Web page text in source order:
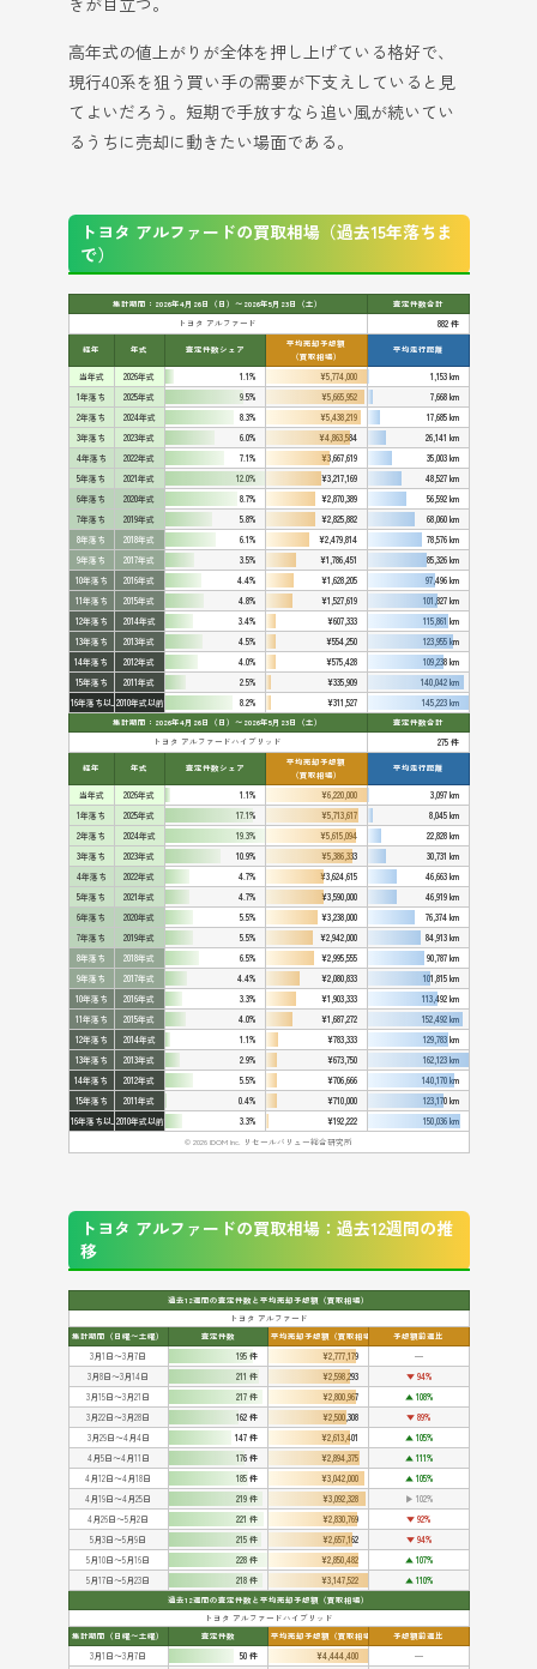
高年式の値上がりが全体を押し上げている格好で、
現行40系を狙う買い手の需要が下支えしていると見
てよいだろう。短期で手放すなら追い風が続いてい
るうちに売却に動きたい場面である。
トヨタ アルファードの買取相場（過去15年落ちま
で）
集計期間：2026年4月26日（日）〜2026年5月23日（土）
査定件数合計
トヨタ アルファード
882 件
経年 年式 査定件数シェア
平均売却予想額
（買取相場）
平均走行距離
当年式 2026年式 1.1% ¥5,774,000
1,153 km
1年落ち
2025年式 9.5% ¥5,665,952
7,668 km
2年落ち
2024年式 8.3% ¥5,438,219
17,685 km
3年落ち
2023年式 6.0% ¥4,863,584
26,141 km
4年落ち
2022年式 7.1% ¥3,667,619
35,003 km
5年落ち
2021年式 12.0% ¥3,217,169
48,527 km
6年落ち
2020年式 8.7% ¥2,870,389
56,592 km
7年落ち
2019年式 5.8% ¥2,825,882
68,060 km
8年落ち
2018年式 6.1% ¥2,479,814
78,576 km
9年落ち
2017年式 3.5% ¥1,786,451
85,326 km
10年落ち
2016年式 4.4% ¥1,628,205
97,496 km
11年落ち
2015年式 4.8% ¥1,527,619
101,827 km
12年落ち
2014年式 3.4% ¥607,333
115,861 km
13年落ち
2013年式 4.5% ¥554,250
123,955 km
14年落ち
2012年式 4.0% ¥575,428
109,238 km
15年落ち
2011年式 2.5% ¥335,909
140,042 km
16年落ち以上2010年式以前 8.2% ¥311,527
145,223 km
集計期間：2026年4月26日（日）〜2026年5月23日（土）
査定件数合計
トヨタ アルファードハイブリッド
275 件
経年 年式 査定件数シェア
平均売却予想額
（買取相場）
平均走行距離
当年式 2026年式 1.1% ¥6,220,000
3,097 km
1年落ち
2025年式 17.1% ¥5,713,617
8,045 km
2年落ち
2024年式 19.3% ¥5,615,094
22,828 km
3年落ち
2023年式 10.9% ¥5,386,333
30,731 km
4年落ち
2022年式 4.7% ¥3,624,615
46,663 km
5年落ち
2021年式 4.7% ¥3,590,000
46,919 km
6年落ち
2020年式 5.5% ¥3,238,000
76,374 km
7年落ち
2019年式 5.5% ¥2,942,000
84,913 km
8年落ち
2018年式 6.5% ¥2,995,555
90,787 km
9年落ち
2017年式 4.4% ¥2,080,833
101,815 km
10年落ち
2016年式 3.3% ¥1,903,333
113,492 km
11年落ち
2015年式 4.0% ¥1,687,272
152,492 km
12年落ち
2014年式 1.1% ¥783,333
129,783 km
13年落ち
2013年式 2.9% ¥673,750
162,123 km
14年落ち
2012年式 5.5% ¥706,666
140,170 km
15年落ち
2011年式 0.4% ¥710,000
123,170 km
16年落ち以上2010年式以前 3.3% ¥192,222
150,036 km
© 2026 IDOM Inc. リセールバリュー総合研究所
トヨタ アルファードの買取相場：過去12週間の推
移
過去12週間の査定件数と平均売却予想額（買取相場）
トヨタ アルファード
集計期間（日曜〜土曜）
査定件数 平均売却予想額（買取相場）
予想額前週比
3月1日〜3月7日
195 件 ¥2,777,179
━
3月8日〜3月14日
211 件 ¥2,598,293
▼ 94%
3月15日〜3月21日
217 件 ¥2,800,967
▲ 108%
3月22日〜3月28日
162 件 ¥2,500,308
▼ 89%
3月29日〜4月4日
147 件 ¥2,613,401
▲ 105%
4月5日〜4月11日
176 件 ¥2,894,375
▲ 111%
4月12日〜4月18日
185 件 ¥3,042,000
▲ 105%
4月19日〜4月25日
219 件 ¥3,092,328
▶ 102%
4月26日〜5月2日
221 件 ¥2,830,769
▼ 92%
5月3日〜5月9日
215 件 ¥2,657,162
▼ 94%
5月10日〜5月16日
228 件 ¥2,850,482
▲ 107%
5月17日〜5月23日
218 件 ¥3,147,522
▲ 110%
過去12週間の査定件数と平均売却予想額（買取相場）
トヨタ アルファードハイブリッド
集計期間（日曜〜土曜）
査定件数 平均売却予想額（買取相場）
予想額前週比
3月1日〜3月7日
50 件 ¥4,444,400
━